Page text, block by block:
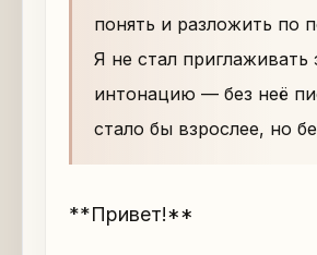
понять и разложить по
Я не стал приглаживать
интонацию — без неё
стало бы взрослее, но
**Привет!**